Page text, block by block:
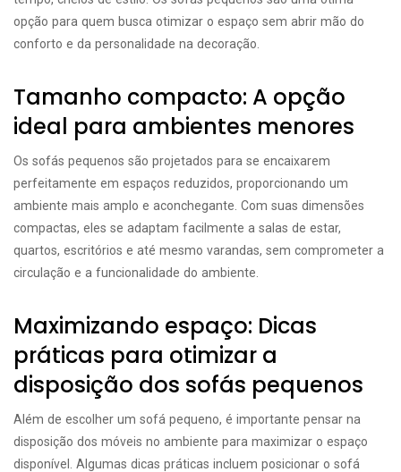
opção para quem busca otimizar o espaço sem abrir mão do
conforto e da personalidade na decoração.
Tamanho compacto: A opção
ideal para ambientes menores
Os sofás pequenos são projetados para se encaixarem
perfeitamente em espaços reduzidos, proporcionando um
ambiente mais amplo e aconchegante. Com suas dimensões
compactas, eles se adaptam facilmente a salas de estar,
quartos, escritórios e até mesmo varandas, sem comprometer a
circulação e a funcionalidade do ambiente.
Maximizando espaço: Dicas
práticas para otimizar a
disposição dos sofás pequenos
Além de escolher um sofá pequeno, é importante pensar na
disposição dos móveis no ambiente para maximizar o espaço
disponível. Algumas dicas práticas incluem posicionar o sofá